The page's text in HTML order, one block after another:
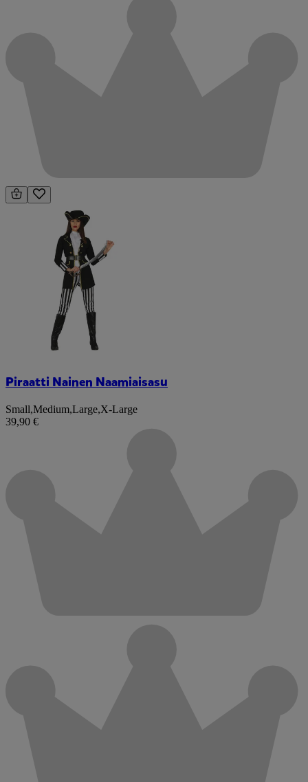
Piraatti Nainen Naamiaisasu
Small,Medium,Large,X-Large
39,90 €